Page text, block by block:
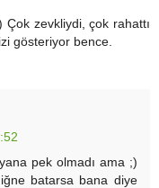
Çok zevkliydi, çok rahattı
gösteriyor bence.
pek olmadı ama ;)
batarsa bana diye